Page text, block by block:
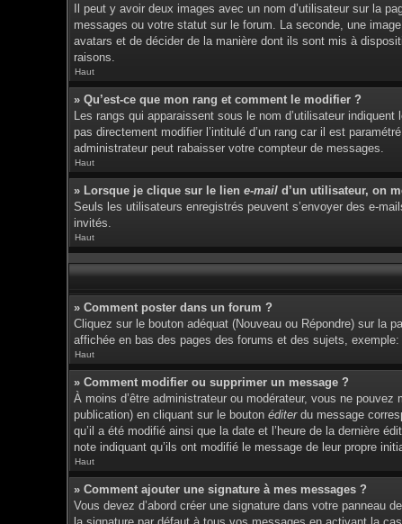
Il peut y avoir deux images avec un nom d’utilisateur sur la
messages ou votre statut sur le forum. La seconde, une
avatars et de décider de la manière dont ils sont mis à
raisons.
Haut
» Qu’est-ce que mon rang et comment le modifier ?
Les rangs qui apparaissent sous le nom d’utilisateur
pas directement modifier l’intitulé d’un rang car il est
administrateur peut rabaisser votre compteur de messages.
Haut
» Lorsque je clique sur le lien e-mail d’un utilisateur, on
Seuls les utilisateurs enregistrés peuvent s’envoyer des e-
invités.
Haut
» Comment poster dans un forum ?
Cliquez sur le bouton adéquat (Nouveau ou Répondre) sur la
affichée en bas des pages des forums et des sujets, exemple:
Haut
» Comment modifier ou supprimer un message ?
À moins d’être administrateur ou modérateur, vous ne
publication) en cliquant sur le bouton éditerdu message
qu’il a été modifié ainsi que la date et l’heure de la dernière
note indiquant qu’ils ont modifié le message de leur propre
Haut
» Comment ajouter une signature à mes messages ?
Vous devez d’abord créer une signature dans votre panneau